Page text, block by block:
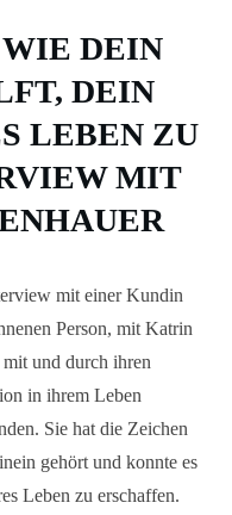
WIE DEIN
DEIN
LEBEN ZU
MIT
mit einer Kundin
Person, mit Katrin
und durch ihren
in ihrem Leben
Sie hat die Zeichen
gehört und konnte es
Leben zu erschaffen.